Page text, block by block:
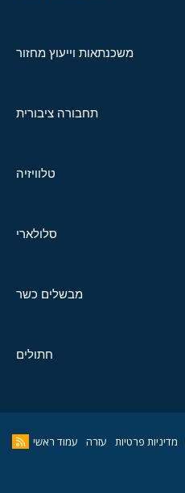
משכנתאות וייעוץ מחזור
תחבורה ציבורית
טלוויזיה
סלולארי
מבשלים כשר
חתולים
מדיניות פרטיות עזרה עמוד ראשי